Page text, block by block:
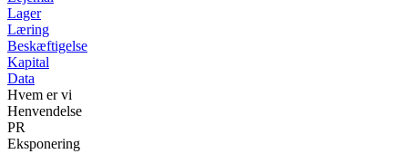
Lager
Læring
Beskæftigelse
Kapital
Data
Hvem er vi
Henvendelse
PR
Eksponering